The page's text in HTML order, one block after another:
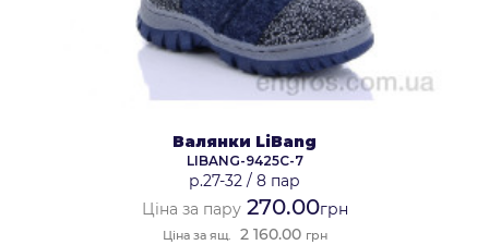
Валянки LiBang
LIBANG-9425C-7
р.27-32 / 8 пар
Ціна за пару270.00грн
Ціна за ящ. 2 160.00 грн